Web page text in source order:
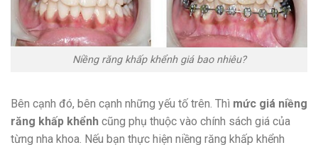
Niềng răng khấp khểnh giá bao nhiêu?
Bên cạnh đó, bên cạnh những yếu tố trên. Thì mức giá niềng
răng khấp khểnh cũng phụ thuộc vào chính sách giá của
từng nha khoa. Nếu bạn thực hiện niềng răng khấp khểnh